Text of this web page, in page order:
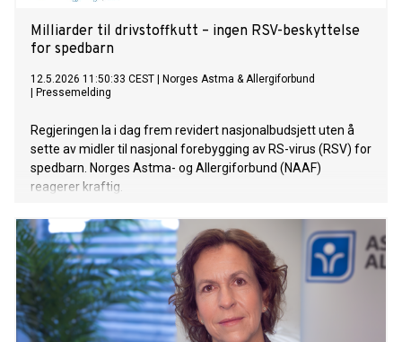
Milliarder til drivstoffkutt – ingen RSV-beskyttelse
for spedbarn
12.5.2026 11:50:33 CEST
Norges Astma & Allergiforbund
Pressemelding
Regjeringen la i dag frem revidert nasjonalbudsjett uten å
sette av midler til nasjonal forebygging av RS-virus (RSV) for
spedbarn. Norges Astma- og Allergiforbund (NAAF)
reagerer kraftig.